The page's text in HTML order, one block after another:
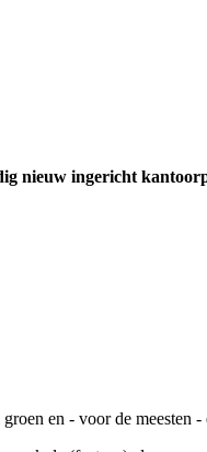
nieuw ingericht
en - voor de meesten